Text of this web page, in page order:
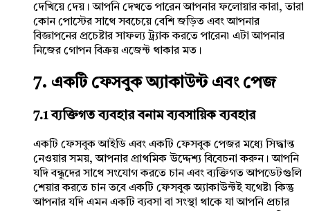
দেখিয়ে দেয়। আপনি দেখতে পারেন আপনার ফলোয়ার কারা, তারা
কোন পোস্টের সাথে সবচেয়ে বেশি জড়িত এবং আপনার
বিজ্ঞাপনের প্রচেষ্টার সাফল্য ট্র্যাক করতে পারেন৷ এটা আপনার
নিজের গোপন বিক্রয় এজেন্ট থাকার মত।
7. একটি ফেসবুক অ্যাকাউন্ট এবং পেজ
7.1 ব্যক্তিগত ব্যবহার বনাম ব্যবসায়িক ব্যবহার
একটি ফেসবুক আইডি এবং একটি ফেসবুক পেজর মধ্যে সিদ্ধান্ত
নেওয়ার সময়, আপনার প্রাথমিক উদ্দেশ্য বিবেচনা করুন। আপনি
যদি বন্ধুদের সাথে সংযোগ করতে চান এবং ব্যক্তিগত আপডেটগুলি
শেয়ার করতে চান তবে একটি ফেসবুক অ্যাকাউন্টই যথেষ্ট৷ কিন্তু
আপনার যদি এমন একটি ব্যবসা বা সংস্থা থাকে যা আপনি প্রচার